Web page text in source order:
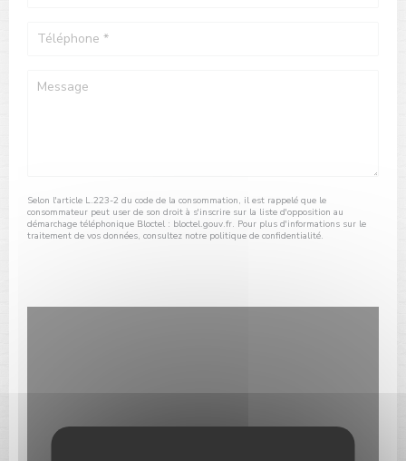
Selon l'article L.223-2 du code de la consommation, il est rappelé que le
consommateur peut user de son droit à s'inscrire sur la liste d'opposition au
démarchage téléphonique Bloctel : bloctel.gouv.fr. Pour plus d'informations sur le
traitement de vos données, consultez notre politique de confidentialité.